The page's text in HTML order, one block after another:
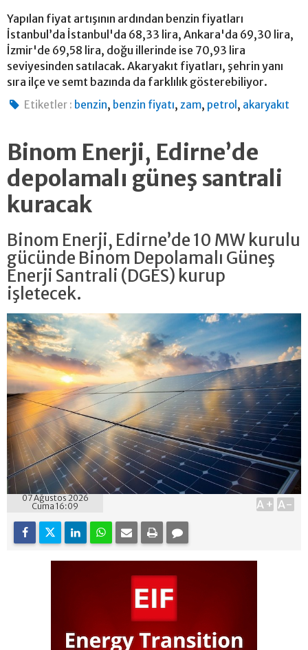
Yapılan fiyat artışının ardından benzin fiyatları
İstanbul’da İstanbul'da 68,33 lira, Ankara'da 69,30 lira,
İzmir'de 69,58 lira, doğu illerinde ise 70,93 lira
seviyesinden satılacak. Akaryakıt fiyatları, şehrin yanı
sıra ilçe ve semt bazında da farklılık gösterebiliyor.
Etiketler : benzin, benzin fiyatı, zam, petrol , akaryakıt
Binom Enerji, Edirne’de
depolamalı güneş santrali
kuracak
Binom Enerji, Edirne’de 10 MW kurulu
gücünde Binom Depolamalı Güneş
Enerji Santrali (DGES) kurup
işletecek.
07 Ağustos 2026
Cuma 16:09
A+ A-